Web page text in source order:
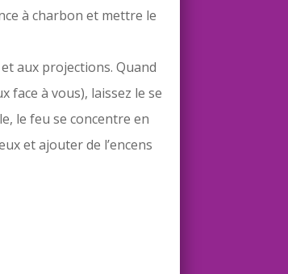
à charbon et mettre le
aux projections. Quand
à vous), laissez le se
le feu se concentre en
et ajouter de l’encens